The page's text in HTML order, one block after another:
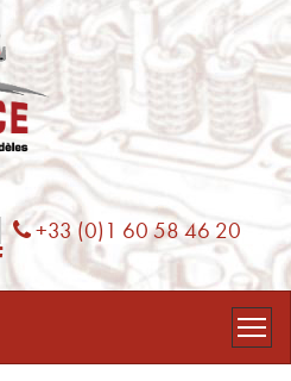
Phone
+33 (0)1 60 58 46 20
Facebook